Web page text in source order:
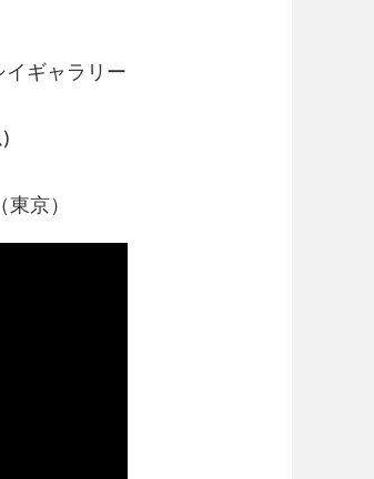
ギャラリー
京）